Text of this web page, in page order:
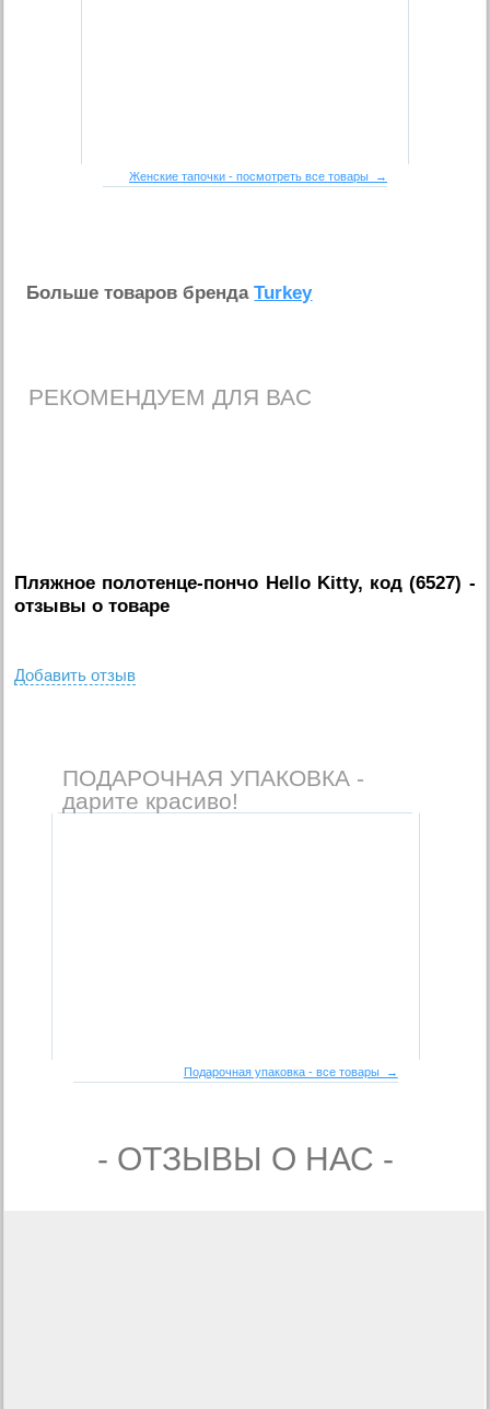
Женские тапочки - посмотреть все товары →
Больше товаров брендаTurkey
РЕКОМЕНДУЕМ ДЛЯ ВАС
Пляжное полотенце-пончо Hello Kitty, код (6527) -
отзывы о товаре
Добавить отзыв
ПОДАРОЧНАЯ УПАКОВКА -
дарите красиво!
Подарочная упаковка - все товары →
- ОТЗЫВЫ О НАС -